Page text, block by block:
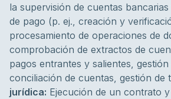
la supervisión de cuentas
de pago (p. ej., creación y
procesamiento de operaciones de
comprobación de extractos de
pagos entrantes y salientes,
conciliación de cuentas, gestión de
jurídica: Ejecución de un contrato